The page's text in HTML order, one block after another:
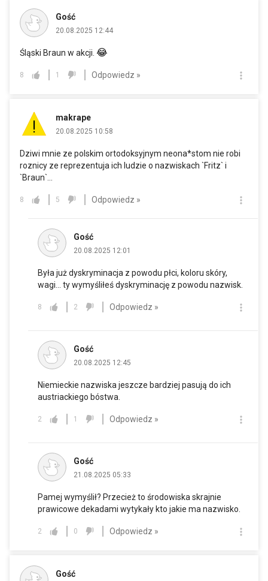
Gość
20.08.2025 12:44
Śląski Braun w akcji. 😂
8 1 Odpowiedz »
makrape
20.08.2025 10:58
Dziwi mnie ze polskim ortodoksyjnym neona*stom nie robi
roznicy ze reprezentuja ich ludzie o nazwiskach `Fritz` i
`Braun`...
8 5 Odpowiedz »
Gość
20.08.2025 12:01
Była już dyskryminacja z powodu płci, koloru skóry,
wagi... ty wymyśliłeś dyskryminację z powodu nazwisk.
8 2 Odpowiedz »
Gość
20.08.2025 12:45
Niemieckie nazwiska jeszcze bardziej pasują do ich
austriackiego bóstwa.
2 1 Odpowiedz »
Gość
21.08.2025 05:33
Pamej wymyślił? Przecież to środowiska skrajnie
prawicowe dekadami wytykały kto jakie ma nazwisko.
2 0 Odpowiedz »
Gość